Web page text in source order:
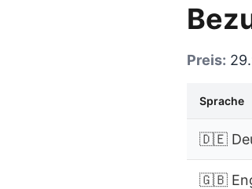
Preis:
Sprache
🇩🇪
🇬🇧